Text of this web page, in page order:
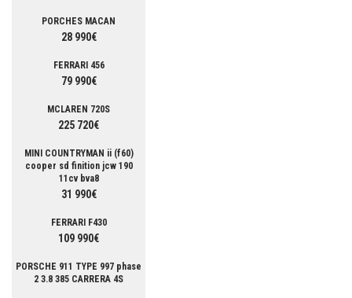
PORCHES MACAN
28 990€
FERRARI 456
79 990€
MCLAREN 720S
225 720€
MINI COUNTRYMAN ii (f60)
cooper sd finition jcw 190
11cv bva8
31 990€
FERRARI F430
109 990€
PORSCHE 911 TYPE 997 phase
2 3.8 385 CARRERA 4S